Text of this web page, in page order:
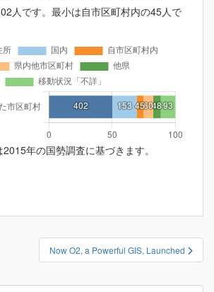
人です。最小は自市区町村内の45人で
年の国勢調査に基づきます。
Now O2, a Powerful GIS, Launched